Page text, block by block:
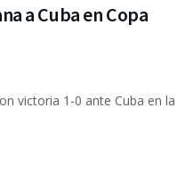
a Cuba en Copa
victoria 1-0 ante Cuba en la